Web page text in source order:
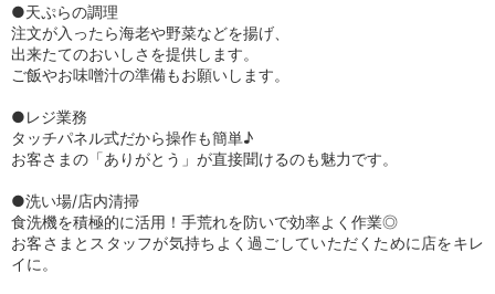
●天ぷらの調理
注文が入ったら海老や野菜などを揚げ、
出来たてのおいしさを提供します。
ご飯やお味噌汁の準備もお願いします。
●レジ業務
タッチパネル式だから操作も簡単♪
お客さまの「ありがとう」が直接聞けるのも魅力です。
●洗い場/店内清掃
食洗機を積極的に活用！手荒れを防いで効率よく作業◎
お客さまとスタッフが気持ちよく過ごしていただくために店をキレ
イに。